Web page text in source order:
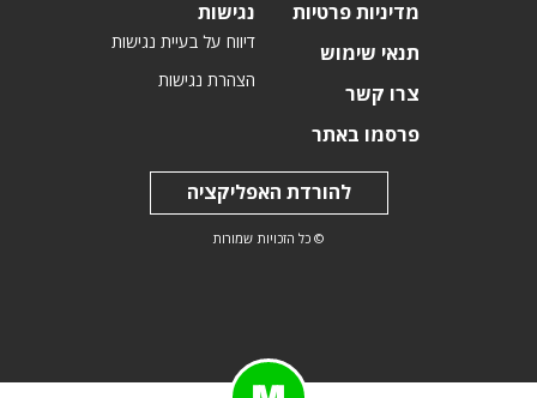
מדיניות פרטיות
תנאי שימוש
צרו קשר
פרסמו באתר
נגישות
דיווח על בעיית נגישות
הצהרת נגישות
להורדת האפליקציה
© כל הזכויות שמורות